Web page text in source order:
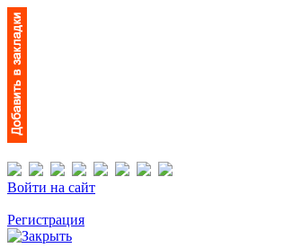
Войти на сайт
Регистрация